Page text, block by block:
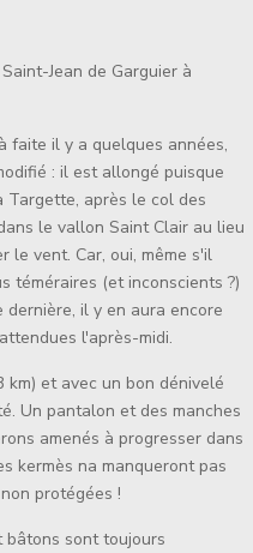
Jean de Garguier à
faite il y a quelques années,
: il est allongé puisque
Targette, après le col des
le vallon Saint Clair au lieu
le vent. Car, oui, même s'il
téméraires (et inconscients ?)
il y en aura encore
l'après-midi.
et avec un bon dénivelé
Un pantalon et des manches
amenés à progresser dans
kermès na manqueront pas
protégées !
bâtons sont toujours